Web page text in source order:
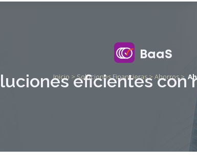
Inicio > Soluciones Financieras > Ahorros >
BaaS
eficientes con